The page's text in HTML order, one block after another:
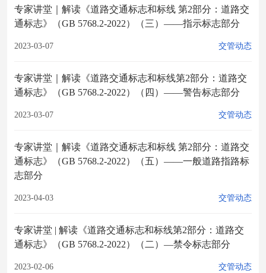
专家讲堂｜解读《道路交通标志和标线 第2部分：道路交
通标志》（GB 5768.2-2022）（三）——指示标志部分
2023-03-07 交管动态
专家讲堂｜解读《道路交通标志和标线第2部分：道路交
通标志》（GB 5768.2-2022）（四）——警告标志部分
2023-03-07 交管动态
专家讲堂｜解读《道路交通标志和标线 第2部分：道路交
通标志》（GB 5768.2-2022）（五）——一般道路指路标
志部分
2023-04-03 交管动态
专家讲堂 | 解读《道路交通标志和标线第2部分：道路交
通标志》（GB 5768.2-2022）（二）—禁令标志部分
2023-02-06 交管动态